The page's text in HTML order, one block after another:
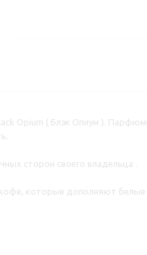
Opium ( Блэк Опиум ).
сторон своего владельца .
которые дополняют белые